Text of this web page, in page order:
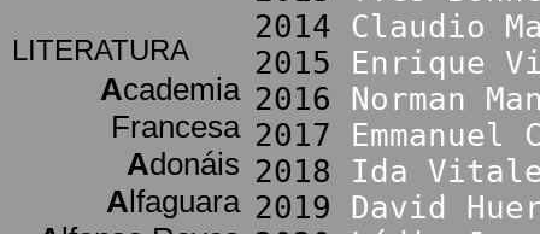
LITERATURA
Academia
Francesa
Adonáis
Alfaguara
2014 Claudio
2015 Enrique
2016 Norman
2017
2018 Ida
2019 David